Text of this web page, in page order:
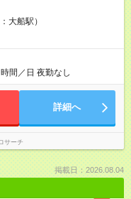
大船駅）
間／日 夜勤なし
詳細へ
サーチ
掲載日：2026.08.04